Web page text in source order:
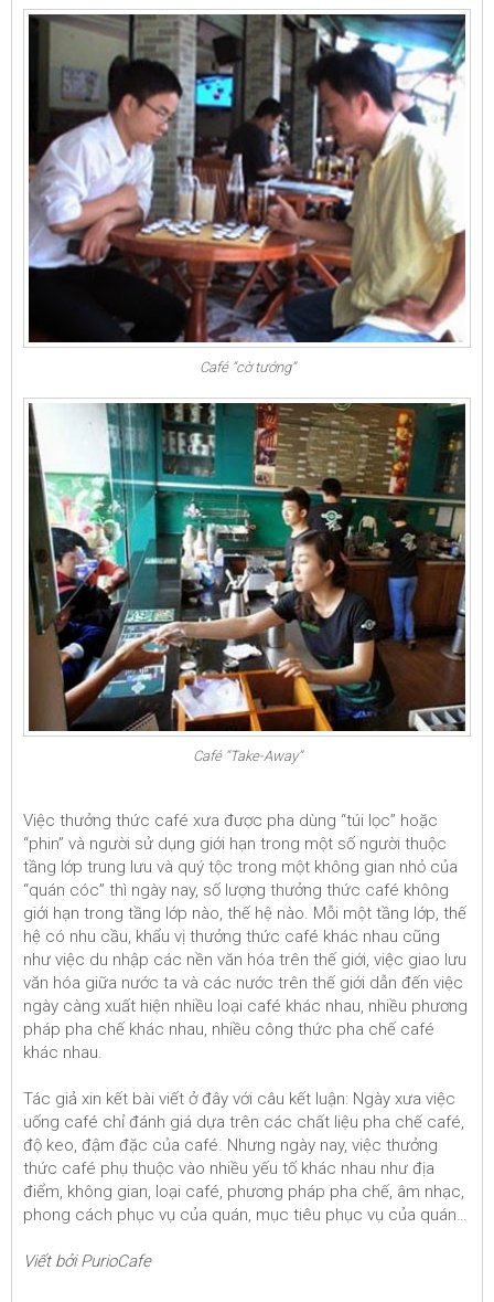
Café “cờ tướng”
Café “Take-Away”
Việc thưởng thức café xưa được pha dùng “túi lọc” hoặc
“phin” và người sử dụng giới hạn trong một số người thuộc
tầng lớp trung lưu và quý tộc trong một không gian nhỏ của
“quán cóc” thì ngày nay, số lượng thưởng thức café không
giới hạn trong tầng lớp nào, thế hệ nào. Mỗi một tầng lớp, thế
hệ có nhu cầu, khẩu vị thưởng thức café khác nhau cũng
như việc du nhập các nền văn hóa trên thế giới, việc giao lưu
văn hóa giữa nước ta và các nước trên thế giới dẫn đến việc
ngày càng xuất hiện nhiều loại café khác nhau, nhiều phương
pháp pha chế khác nhau, nhiều công thức pha chế café
khác nhau.
Tác giả xin kết bài viết ở đây với câu kết luận: Ngày xưa việc
uống café chỉ đánh giá dựa trên các chất liệu pha chế café,
độ keo, đậm đặc của café. Nhưng ngày nay, việc thưởng
thức café phụ thuộc vào nhiều yếu tố khác nhau như địa
điểm, không gian, loại café, phương pháp pha chế, âm nhạc,
phong cách phục vụ của quán, mục tiêu phục vụ của quán…
Viết bởi PurioCafe